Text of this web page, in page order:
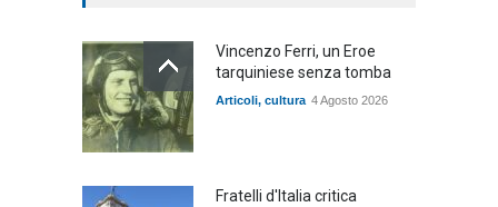
Vincenzo Ferri, un Eroe
tarquiniese senza tomba
Articoli, cultura 4 Agosto 2026
Fratelli d'Italia critica